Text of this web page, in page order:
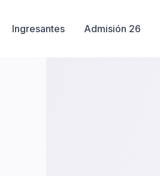
Ingresantes Admisión 26